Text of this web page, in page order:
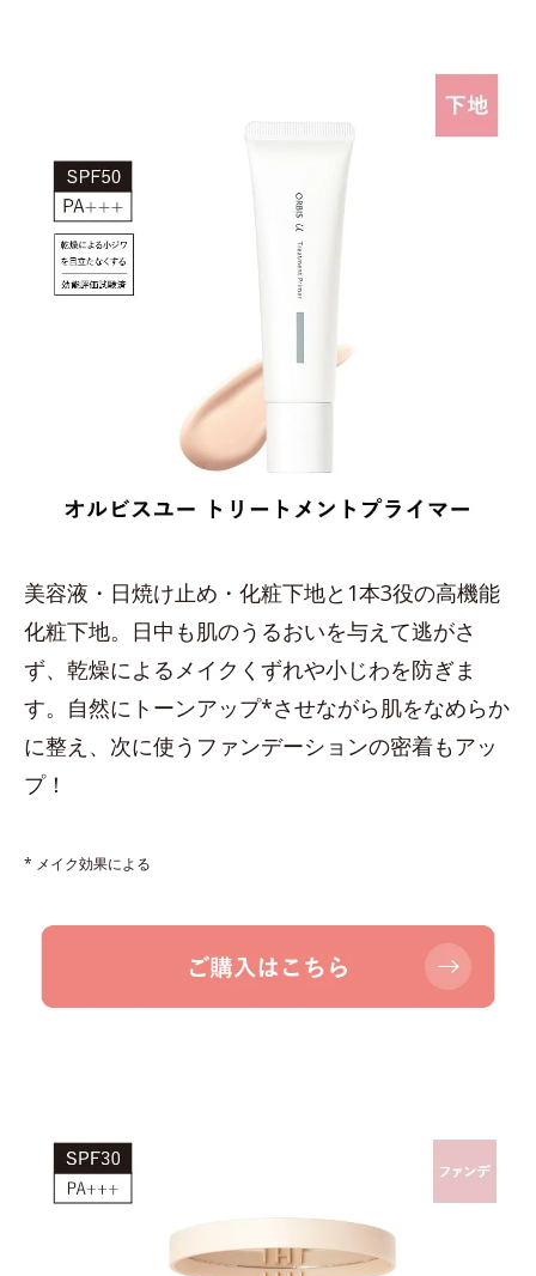
美容液・日焼け止め・化粧下地と1本3役の高機能
化粧下地。日中も肌のうるおいを与えて逃がさ
ず、乾燥によるメイクくずれや小じわを防ぎま
す。自然にトーンアップ*させながら肌をなめらか
に整え、次に使うファンデーションの密着もアッ
プ！
* メイク効果による